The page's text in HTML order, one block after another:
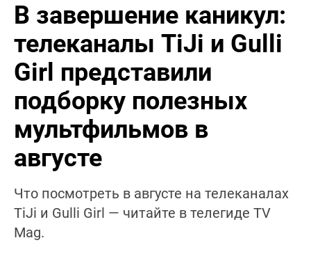
В завершение каникул:
телеканалы TiJi и Gulli
Girl представили
подборку полезных
мультфильмов в
августе
Что посмотреть в августе на телеканалах
TiJi и Gulli Girl — читайте в телегиде TV
Mag.